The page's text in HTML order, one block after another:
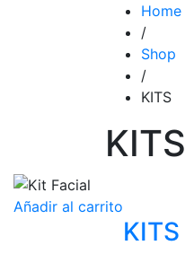
Home
/
Shop
/
KITS
KITS
Añadir al carrito
KITS